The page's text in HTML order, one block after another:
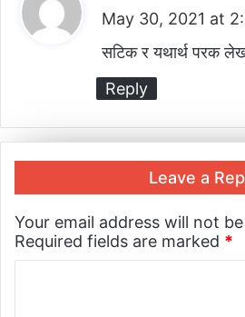
a
y
May 30, 2021 at
सटिक र यथार्थ परक
Reply
Leave a
Your email address will not
Required fields are marked *